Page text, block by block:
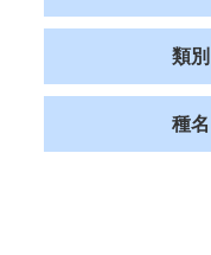
類別
種名